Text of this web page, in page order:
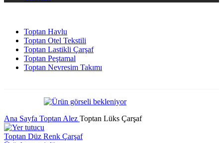
Toptan Havlu
Toptan Otel Tekstili
Toptan Lastikli Çarşaf
Toptan Peştamal
Toptan Nevresim Takımı
Ana Sayfa Toptan Alez Toptan Lüks Çarşaf
Toptan Düz Renk Çarşaf